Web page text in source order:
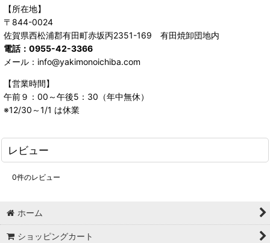
【所在地】
〒844-0024
佐賀県西松浦郡有田町赤坂丙2351-169 有田焼卸団地内
電話：0955-42-3366
メール：info@yakimonoichiba.com
【営業時間】
午前９：00～午後5：30（年中無休）
※12/30～1/1 は休業
レビュー
0件のレビュー
ホーム
ショッピングカート